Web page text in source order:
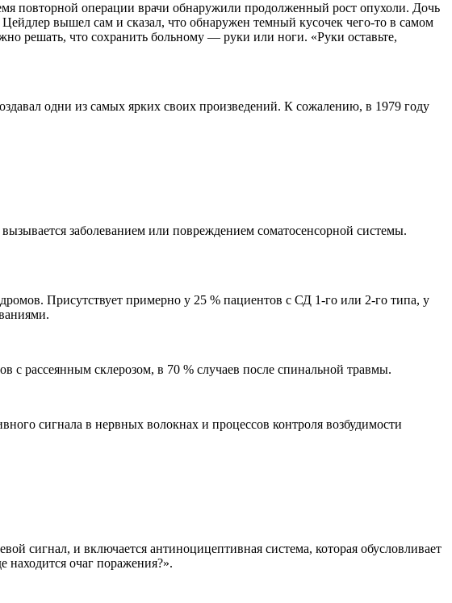
повторной операции врачи обнаружили продолженный рост опухоли. Дочь
вышел сам и сказал, что обнаружен темный кусочек чего-то в самом
решать, что сохранить больному — руки или ноги. «Руки оставьте,
одни из самых ярких своих произведений. К сожалению, в 1979 году
заболеванием или повреждением соматосенсорной системы.
Присутствует примерно у 25 % пациентов с СД 1-го или 2-го типа, у
с рассеянным склерозом, в 70 % случаев после спинальной травмы.
сигнала в нервных волокнах и процессов контроля возбудимости
сигнал, и включается антиноцицептивная система, которая обусловливает
находится очаг поражения?».